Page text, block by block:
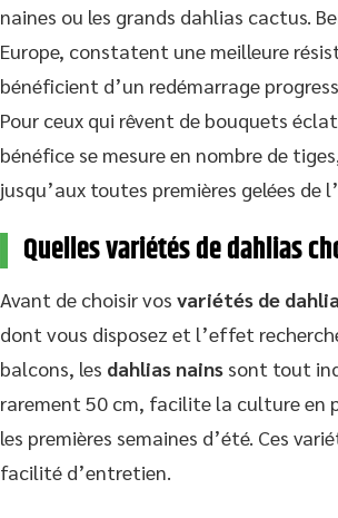
naines ou les grands dahlias cactus.
Europe, constatent une meilleure
bénéficient d’un redémarrage
Pour ceux qui rêvent de bouquets
bénéfice se mesure en nombre de
jusqu’aux toutes premières gelées de
Quelles variétés de dahlias
Avant de choisir vos variétés de
dont vous disposez et l’effet
balcons, les dahlias nains sont tout
rarement 50 cm, facilite la culture en
les premières semaines d’été. Ces
facilité d’entretien.